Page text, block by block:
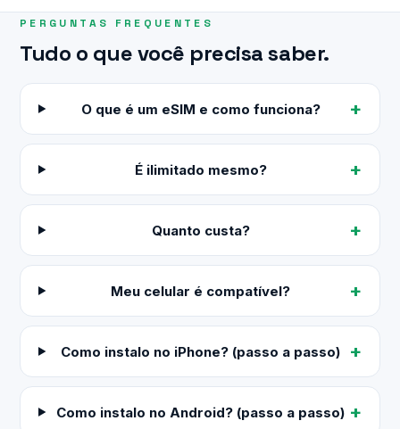
PERGUNTAS FREQUENTES
Tudo o que você precisa saber.
O que é um eSIM e como funciona?
É ilimitado mesmo?
Quanto custa?
Meu celular é compatível?
Como instalo no iPhone? (passo a passo)
Como instalo no Android? (passo a passo)